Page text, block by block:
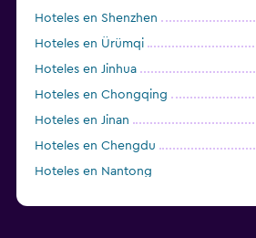
Hoteles en Shenzhen
Hoteles en Ürümqi
Hoteles en Jinhua
Hoteles en Chongqing
Hoteles en Jinan
Hoteles en Chengdu
Hoteles en Nantong